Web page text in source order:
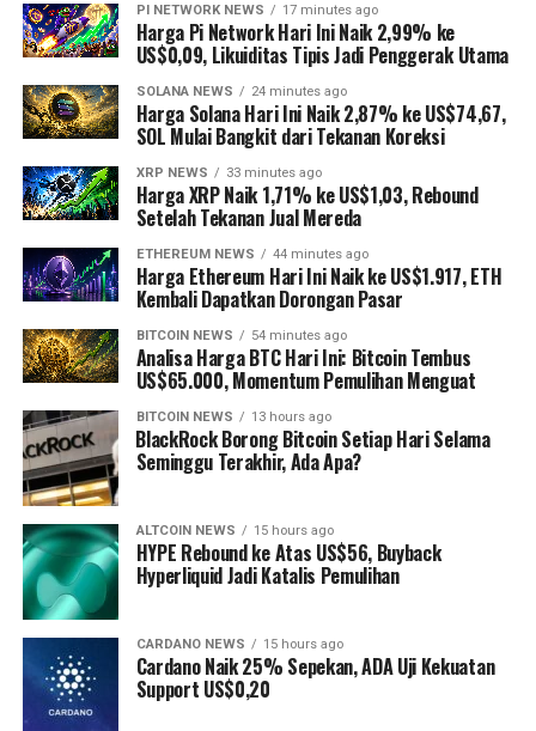
PI NETWORK NEWS 17 minutes ago
Harga Pi Network Hari Ini Naik 2,99% ke
US$0,09, Likuiditas Tipis Jadi Penggerak Utama
SOLANA NEWS 24 minutes ago
Harga Solana Hari Ini Naik 2,87% ke US$74,67,
SOL Mulai Bangkit dari Tekanan Koreksi
XRP NEWS 33 minutes ago
Harga XRP Naik 1,71% ke US$1,03, Rebound
Setelah Tekanan Jual Mereda
ETHEREUM NEWS 44 minutes ago
Harga Ethereum Hari Ini Naik ke US$1.917, ETH
Kembali Dapatkan Dorongan Pasar
BITCOIN NEWS 54 minutes ago
Analisa Harga BTC Hari Ini: Bitcoin Tembus
US$65.000, Momentum Pemulihan Menguat
BITCOIN NEWS 13 hours ago
⁠BlackRock Borong Bitcoin Setiap Hari Selama
Seminggu Terakhir, Ada Apa?
ALTCOIN NEWS 15 hours ago
HYPE Rebound ke Atas US$56, Buyback
Hyperliquid Jadi Katalis Pemulihan
CARDANO NEWS 15 hours ago
Cardano Naik 25% Sepekan, ADA Uji Kekuatan
Support US$0,20